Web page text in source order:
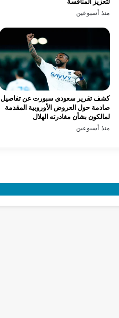
منذ أسبوعين
كشف تقرير سعودي سبورت عن تفاصيل
صادمة حول العروض الأوروبية المقدمة
لمالكون بشأن مغادرته الهلال
منذ أسبوعين